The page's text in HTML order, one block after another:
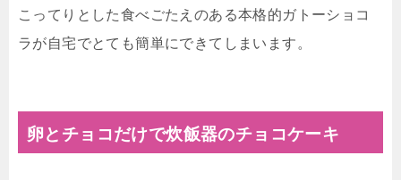
こってりとした食べごたえのある本格的ガトーショコ
ラが自宅でとても簡単にできてしまいます。
卵とチョコだけで炊飯器のチョコケーキ